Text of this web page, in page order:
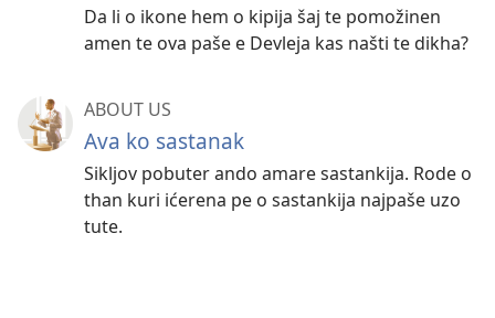
Da li o ikone hem o kipija šaj te pomožinen
amen te ova paše e Devleja kas našti te dikha?
ABOUT US
Ava ko sastanak
Sikljov pobuter ando amare sastankija. Rode o
than kuri ićerena pe o sastankija najpaše uzo
tute.